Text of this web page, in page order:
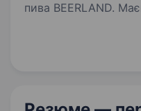
пива BEERLAND.